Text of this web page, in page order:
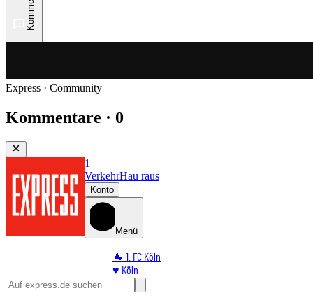
Express · Community
Kommentare · 0
1
VerkehrHau raus
Konto
Menü
🐐 1. FC Köln
♥️ Köln
⭐ Promi